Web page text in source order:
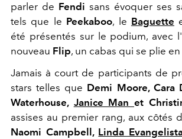
parler de Fendi sans évoquer ses
tels que le Peekaboo, le Baguette
été présentés sur le podium, avec
nouveau Flip, un cabas qui se plie
Jamais à court de participants de
stars telles que Demi Moore, Cara
Waterhouse, Janice Manet
assises au premier rang, aux côtés
Naomi Campbell, Linda